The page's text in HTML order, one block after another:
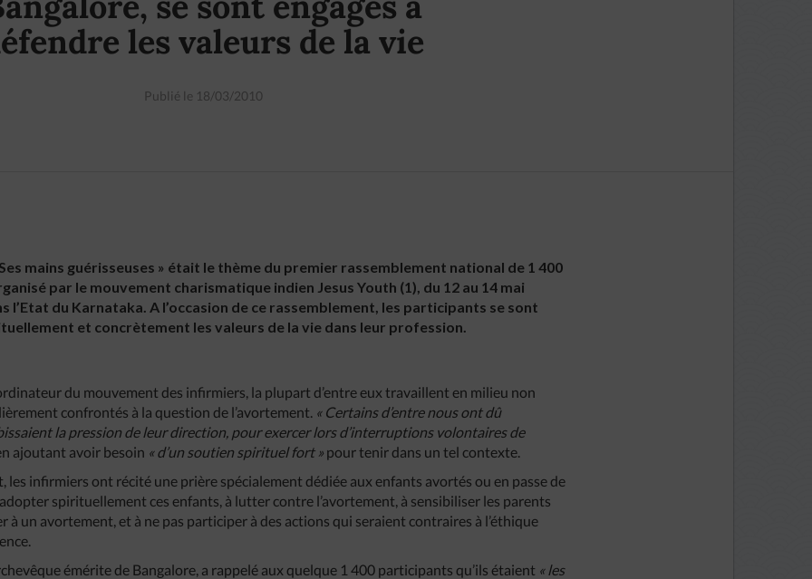
les valeurs de la vie
Publié le 18/03/2010
mains guérisseuses » était le thème du premier rassemblement national de 1 400
par le mouvement charismatique indien Jesus Youth (1), du 12 au 14 mai
l’Etat du Karnataka. A l’occasion de ce rassemblement, les participants se sont
et concrètement les valeurs de la vie dans leur profession.
du mouvement des infirmiers, la plupart d’entre eux travaillent en milieu non
confrontés à la question de l’avortement. « Certains d’entre nous ont dû
la pression de leur direction, pour exercer lors d’interruptions volontaires de
ajoutant avoir besoin « d’un soutien spirituel fort » pour tenir dans un tel contexte.
les infirmiers ont récité une prière spécialement dédiée aux enfants avortés ou en passe de
adopter spirituellement ces enfants, à lutter contre l’avortement, à sensibiliser les parents
un avortement, et à ne pas participer à des actions qui seraient contraires à l’éthique
émérite de Bangalore, a rappelé aux quelque 1 400 participants qu’ils étaient « les